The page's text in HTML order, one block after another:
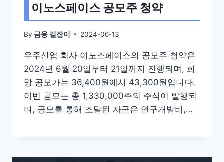
이노스페이스 공모주 청약
By 금융 길잡이 2024-06-13
우주산업 회사 이노스페이스의 공모주 청약은
2024년 6월 20일부터 21일까지 진행되며, 희
망 공모가는 36,400원에서 43,300원입니다.
이번 공모는 총 1,330,000주의 주식이 발행되
며, 공모를 통해 조달된 자금은 연구개발비,…